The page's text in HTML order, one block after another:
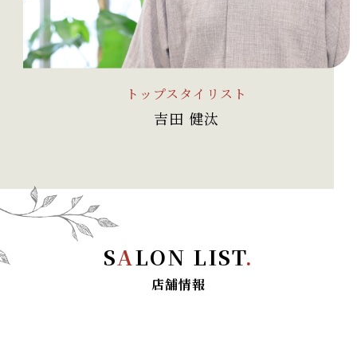
トップスタイリスト
吉田 健汰
SALON LIST.
店舗情報